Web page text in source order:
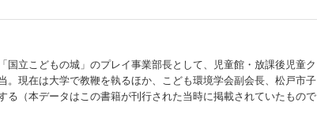
立こどもの城」のプレイ事業部長として、児童館・放課後児童ク
現在は大学で教鞭を執るほか、こども環境学会副会長、松戸市子
る（本データはこの書籍が刊行された当時に掲載されていたもので